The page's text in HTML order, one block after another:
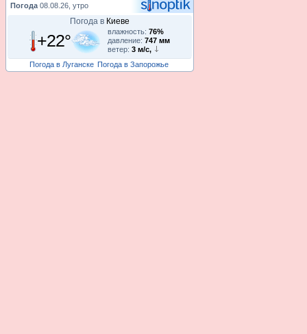
Погода 08.08.26, утро
Погода в Киеве
+22° влажность: 76%
давление: 747 мм
ветер: 3 м/с,
Погода в Луганске Погода в Запорожье